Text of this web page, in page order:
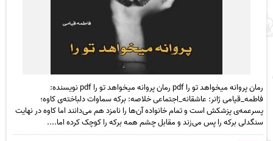
رمان پروانه میخواهد تو را pdf رمان پروانه میخواهد تو را pdf نویسنده:
فاطمه_قیامی ژانر: عاشقانه_اجتماعی خلاصه: برکه‌ سماوات دلباخته‌ی کاوه؛
پسرعمه‌ی پزشکش است و تمام خانواده آن‌ها را نامزد هم می‌دانند اما کاوه در نهایت
سنگدلی برکه را پس می‌زند و مقابل چشم همه برکه را کوچک کرده اما....